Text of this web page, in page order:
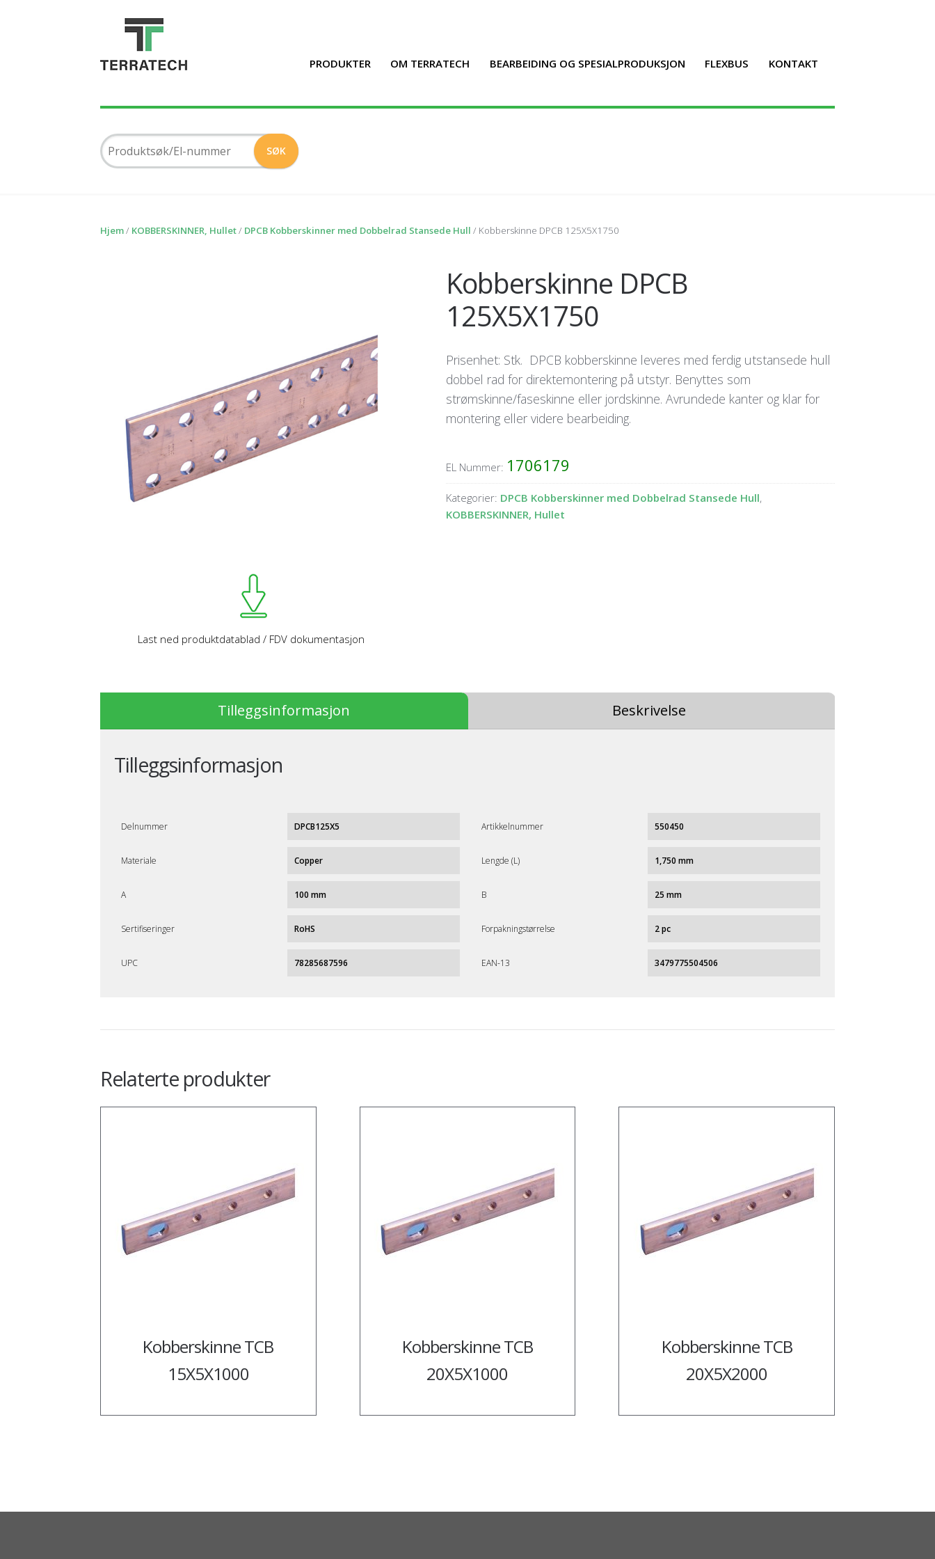
PRODUKTER OM TERRATECH BEARBEIDING OG SPESIALPRODUKSJON FLEXBUS KONTAKT
Hjem/ KOBBERSKINNER, Hullet/ DPCB Kobberskinner med Dobbelrad Stansede Hull / Kobberskinne DPCB 125X5X1750
Last ned produktdatablad / FDV dokumentasjon
Kobberskinne DPCB
125X5X1750
Prisenhet: Stk. DPCB kobberskinne leveres med ferdig utstansede hull
dobbel rad for direktemontering på utstyr. Benyttes som
strømskinne/faseskinne eller jordskinne. Avrundede kanter og klar for
montering eller videre bearbeiding.
EL Nummer: 1706179
Kategorier: DPCB Kobberskinner med Dobbelrad Stansede Hull,
KOBBERSKINNER, Hullet
Tilleggsinformasjon Beskrivelse
Tilleggsinformasjon
Delnummer DPCB125X5 Artikkelnummer 550450
Materiale Copper Lengde (L) 1,750 mm
A 100 mm B 25 mm
Sertifiseringer RoHS Forpakningstørrelse 2 pc
UPC 78285687596 EAN-13 3479775504506
Relaterte produkter
Kobberskinne TCB
15X5X1000
Kobberskinne TCB
20X5X1000
Kobberskinne TCB
20X5X2000